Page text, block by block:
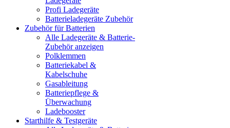
Profi Ladegeräte
Batterieladegeräte Zubehör
Zubehör für Batterien
Alle Ladegeräte & Batterie-
Zubehör anzeigen
Polklemmen
Batteriekabel &
Kabelschuhe
Gasableitung
Batteriepflege &
Überwachung
Ladebooster
Starthilfe & Testgeräte